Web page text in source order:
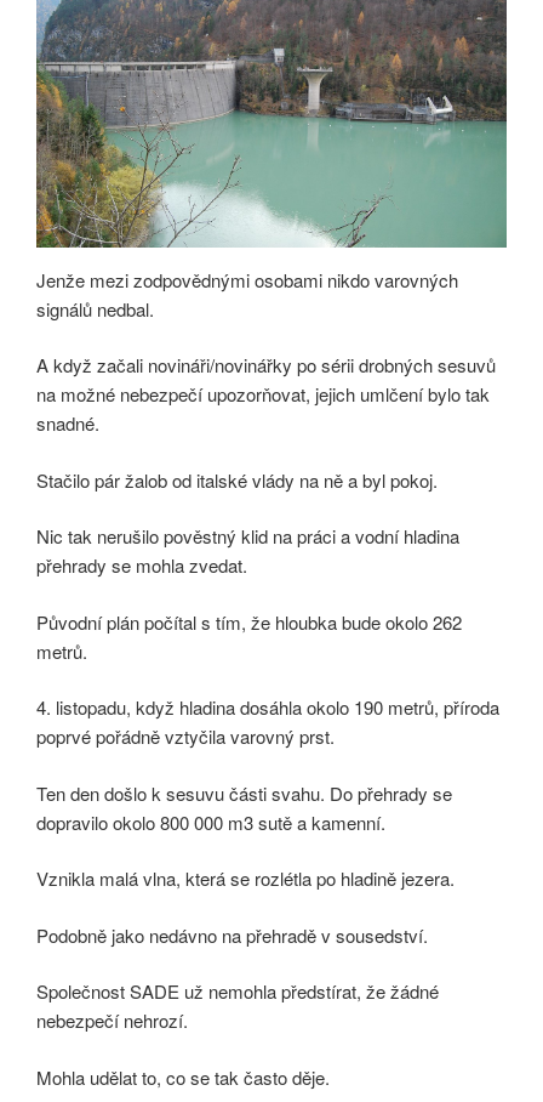
Jenže mezi zodpovědnými osobami nikdo varovných
signálů nedbal.
A když začali novináři/novinářky po sérii drobných sesuvů
na možné nebezpečí upozorňovat, jejich umlčení bylo tak
snadné.
Stačilo pár žalob od italské vlády na ně a byl pokoj.
Nic tak nerušilo pověstný klid na práci a vodní hladina
přehrady se mohla zvedat.
Původní plán počítal s tím, že hloubka bude okolo 262
metrů.
4. listopadu, když hladina dosáhla okolo 190 metrů, příroda
poprvé pořádně vztyčila varovný prst.
Ten den došlo k sesuvu části svahu. Do přehrady se
dopravilo okolo 800 000 m3 sutě a kamenní.
Vznikla malá vlna, která se rozlétla po hladině jezera.
Podobně jako nedávno na přehradě v sousedství.
Společnost SADE už nemohla předstírat, že žádné
nebezpečí nehrozí.
Mohla udělat to, co se tak často děje.